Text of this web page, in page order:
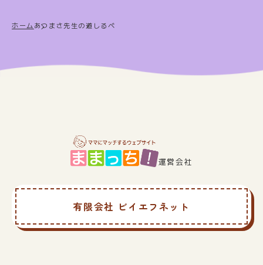
ー
送
ホーム あつまさ先生の道しるべ
運営会社
有限会社 ビイエフネット